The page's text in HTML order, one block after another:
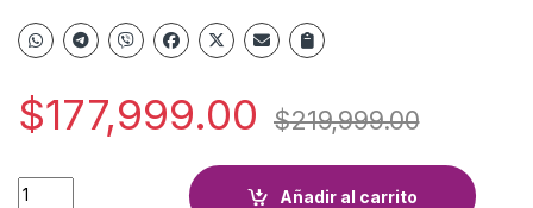
$177,999.00 $219,999.00
LAVA CODINI ESTANDAR Q-BICO 8052 quantity
Añadir al carrito